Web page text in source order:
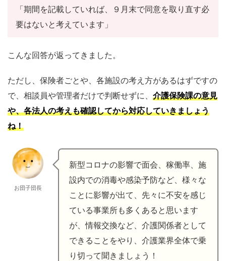
「期間を記載していれば、９月末で同意を取り直す必
要はないと考えています」
こんな回答が返ってきました。
ただし、保険者ごとや、各施設の考え方があるはずですの
で、相談員や管理者だけで判断せずに、 介護保険課の意見
や、各法人の考えも確認してから対応していきましょう
ね！
お団子団長
新型コロナの影響で面会、稼働率、施
設内での消毒や感染予防など、様々な
ことに影響が出て、先々に不安を感じ
ている事業所も多くあると思います
が、情報交換など、介護関係者として
できることをやり、介護業界全体で乗
り切って聞きましょう！